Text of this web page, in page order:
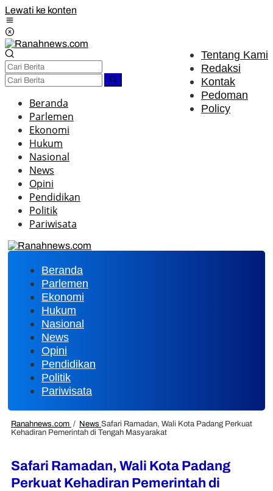
Lewati ke konten
Tentang Kami
Redaksi
Kontak
Pedoman
Policy
Beranda
Parlemen
Ekonomi
Hukum
Nasional
News
Opini
Pendidikan
Politik
Pariwisata
Beranda
Parlemen
Ekonomi
Hukum
Nasional
News
Opini
Pendidikan
Politik
Pariwisata
Ranahnews.com / News Safari Ramadan, Wali Kota Padang Perkuat
Kehadiran Pemerintah di Tengah Masyarakat
Safari Ramadan, Wali Kota Padang
Perkuat Kehadiran Pemerintah di